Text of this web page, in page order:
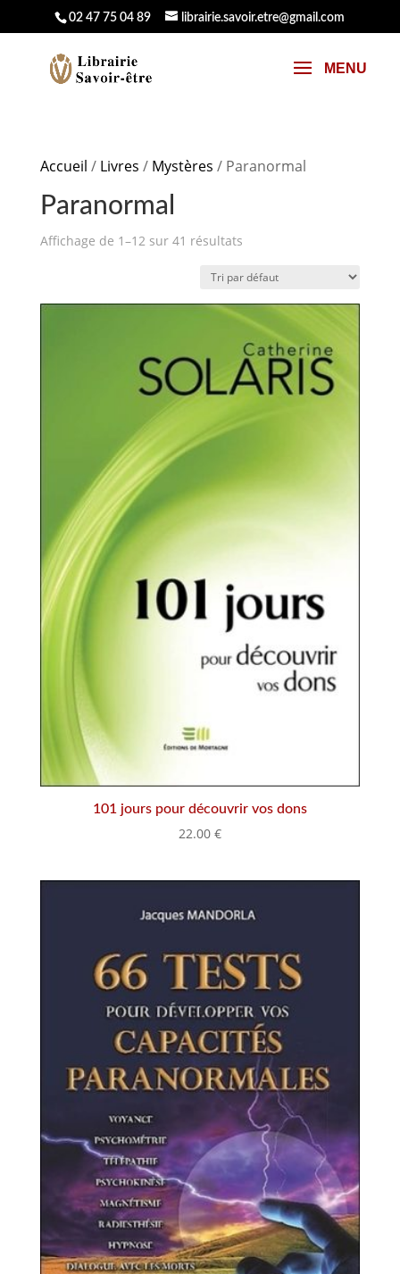
02 47 75 04 89 librairie.savoir.etre@gmail.com
Accueil / Livres / Mystères / Paranormal
Paranormal
Affichage de 1–12 sur 41 résultats
101 jours pour découvrir vos dons
22.00 €